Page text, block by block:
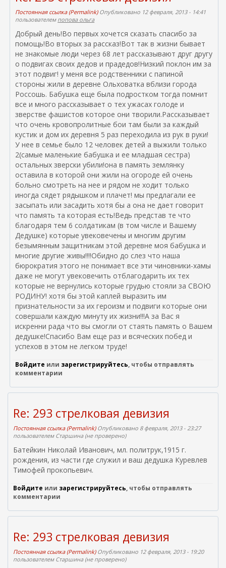
ы
а
)
Постоянная ссылка (Permalink)Опубликовано 12 февраля, 2013 - 14:41
пользователем попова ольга
Добрый день!Во первых хочется сказать спасибо за
помощь!Во вторых за рассказ!Вот так в жизни бывает
не знакомые люди через 68 лет рассказывают друг другу
о подвигах своих дедов и прадедов!Низкий поклон им за
этот подвиг! у меня все родственники с папиной
стороны жили в деревне Ольховатка вблизи города
Россошь. Бабушка еще была подростком тогда помнит
все и много рассказывает о тех ужасах голоде и
зверстве фашистов которое они творили.Рассказывает
что очень кровопролитные бои там были за каждый
кустик и дом их деревня 5 раз переходила из рук в руки!
У нее в семье было 12 человек детей а выжили только
2(самые маленькие бабушка и ее младшая сестра)
остальных зверски убили!она в память землянку
оставила в которой они жили на огороде ей очень
больно смотреть на нее и рядом не ходит только
иногда сядет рядышком и плачет! мы предлагали ее
засыпать или засадить хотя бы а она не дает говорит
что память та которая есть!Ведь представ те что
благодаря тем 6 солдатикам (в том числе и Вашему
Дедушке) которые увековечены и многим другим
безымянным защитникам этой деревне моя бабушка и
многие другие живы!!!!Обидно до слез что наша
бюрократия этого не понимает все эти чиновники-хамы
даже не могут увековечить отблагодарить их тех
которые не вернулись которые грудью стояли за СВОЮ
РОДИНУ! хотя бы этой каплей выразить им
признательности за их героизм и подвиги которые они
совершали каждую минуту их жизни!!!А за Вас я
искренни рада что вы смогли от стаять память о Вашем
дедушке!Спасибо Вам еще раз и всяческих побед и
успехов в этом не легком труде!
Войдите или зарегистрируйтесь, чтобы отправлять
комментарии
Re: 293 стрелковая девизия
Постоянная ссылка (Permalink)Опубликовано 8 февраля, 2013 - 23:27
пользователем Старшина (не проверено)
Батейкин Николай Иванович, мл. политрук,1915 г.
рождения, из части где служил и ваш дедушка Куревлев
Тимофей прокопьевич.
Войдите или зарегистрируйтесь, чтобы отправлять
комментарии
Re: 293 стрелковая девизия
Постоянная ссылка (Permalink)Опубликовано 12 февраля, 2013 - 19:20
пользователем Старшина (не проверено)